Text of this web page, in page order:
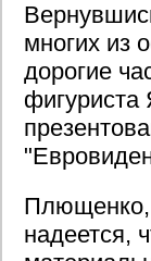
многих из
дорогие
фигуриста
Плющенко,
надеется,